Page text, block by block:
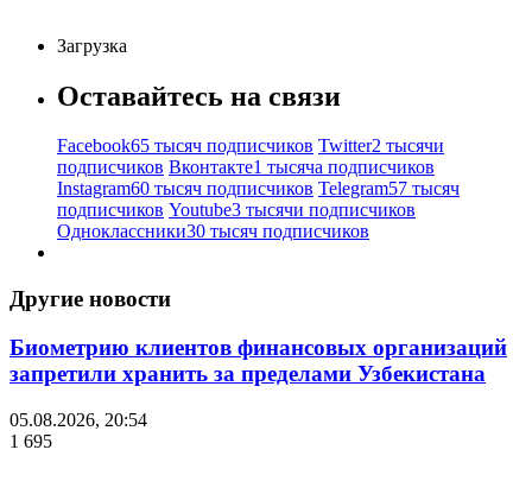
Загрузка
Оставайтесь на связи
Facebook65 тысяч подписчиков Twitter2 тысячи
подписчиков Вконтакте1 тысяча подписчиков
Instagram60 тысяч подписчиков Telegram57 тысяч
подписчиков Youtube3 тысячи подписчиков
Одноклассники30 тысяч подписчиков
Другие новости
Биометрию клиентов финансовых организаций
запретили хранить за пределами Узбекистана
05.08.2026, 20:54
1 695